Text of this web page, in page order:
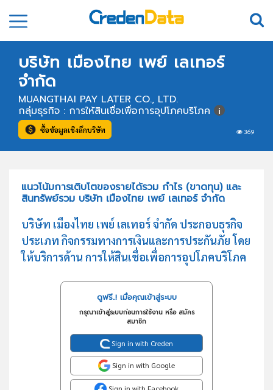
บริษัท เมืองไทย เพย์ เลเทอร์
จำกัด
MUANGTHAI PAY LATER CO., LTD.
369
กลุ่มธุรกิจ : การให้สินเชื่อเพื่อการอุปโภคบริโภค
ซื้อข้อมูลเชิงลึกบริษัท
แนวโน้มการเติบโตของรายได้รวม กำไร (ขาดทุน) และ
สินทรัพย์รวม บริษัท เมืองไทย เพย์ เลเทอร์ จำกัด
บริษัท เมืองไทย เพย์ เลเทอร์ จำกัด ประกอบธุรกิจ
ประเภท กิจกรรมทางการเงินและการประกันภัย โดย
ให้บริการด้าน การให้สินเชื่อเพื่อการอุปโภคบริโภค
ดูฟรี..! เมื่อคุณเข้าสู่ระบบ
กรุณาเข้าสู่ระบบก่อนการใช้งาน หรือ สมัคร
สมาชิก
Sign in with Creden
Sign in with Google
Sign in with Facebook